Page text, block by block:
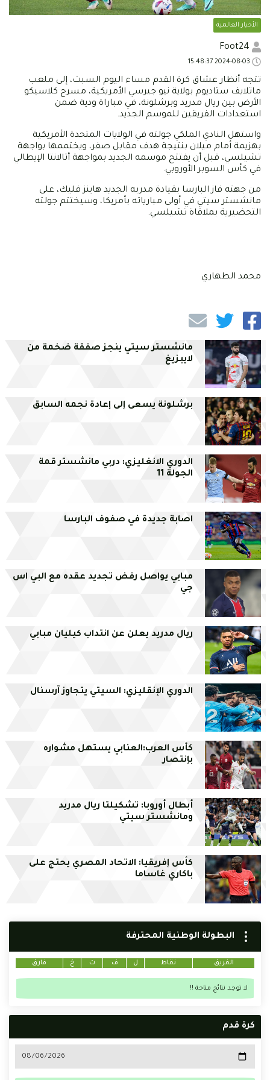
الأخبار العالمية
تتجه أنظار عشاق كرة القدم مساء اليوم السبت، إلى ملعب
ماتلايف ستاديوم بولاية نيو جيرسي الأمريكية، مسرح كلاسيكو
الأرض بين ريال مدريد وبرشلونة، في مباراة ودية ضمن
استعدادات الفريقين للموسم الجديد.
واستهل النادي الملكي جولته في الولايات المتحدة الأمريكية
بهزيمة أمام ميلان بنتيجة هدف مقابل صفر، ويختممها بواجهة
تشيلسي، قبل أن يفتتح موسمه الجديد بمواجهة أتالانتا الإيطالي
في كأس السوبر الأوروبي.
من جهته فاز البارسا بقيادة مدربه الجديد هاينز فليك، على
مانشستر سيتي في أولى مبارياته بأمريكا، وسيختتم جولته
التحضيرية بملاقاة تشيلسي.
محمد الطهاري
مانشستر سيتي ينجز صفقة ضخمة من
لايبزيغ
برشلونة يسعى إلى إعادة نجمه السابق
الدوري الانغليزي: دربي مانشستر قمة
الجولة 11
اصابة جديدة في صفوف البارسا
مبابي يواصل رفض تجديد عقده مع البي اس
جي
ريال مدريد يعلن عن انتداب كيليان مبابي
الدوري الإنقليزي: السيتي يتجاوز آرسنال
كأس العرب:العنابي يستهل مشواره
بإنتصار
أبطال أوروبا: تشكيلتا ريال مدريد
ومانشستر سيتي
كأس إفريقيا: الاتحاد المصري يحتج على
باكاري غاساما
البطولة الوطنية المحترفة
الفريق نقاط ل ف ت خ فارق
لا توجد نتائج متاحة !!
كرة قدم